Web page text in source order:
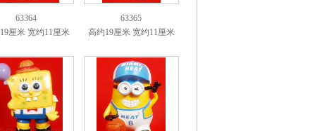
63364
厘米 宽约11厘米
63365
高约19厘米 宽约11厘米